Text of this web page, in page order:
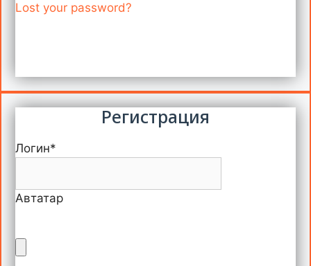
Lost your password?
Регистрация
Логин*
Автатар